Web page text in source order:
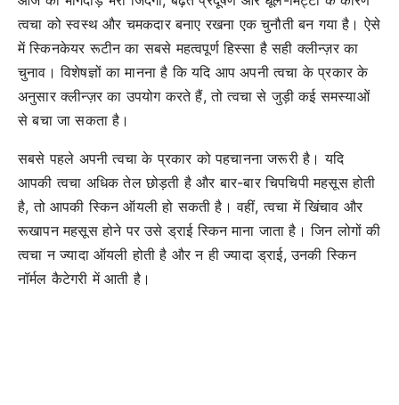
त्वचा को स्वस्थ और चमकदार बनाए रखना एक चुनौती बन गया है। ऐसे
में स्किनकेयर रूटीन का सबसे महत्वपूर्ण हिस्सा है सही क्लीन्ज़र का
चुनाव। विशेषज्ञों का मानना है कि यदि आप अपनी त्वचा के प्रकार के
अनुसार क्लीन्ज़र का उपयोग करते हैं, तो त्वचा से जुड़ी कई समस्याओं
से बचा जा सकता है।
सबसे पहले अपनी त्वचा के प्रकार को पहचानना जरूरी है। यदि
आपकी त्वचा अधिक तेल छोड़ती है और बार-बार चिपचिपी महसूस होती
है, तो आपकी स्किन ऑयली हो सकती है। वहीं, त्वचा में खिंचाव और
रूखापन महसूस होने पर उसे ड्राई स्किन माना जाता है। जिन लोगों की
त्वचा न ज्यादा ऑयली होती है और न ही ज्यादा ड्राई, उनकी स्किन
नॉर्मल कैटेगरी में आती है।